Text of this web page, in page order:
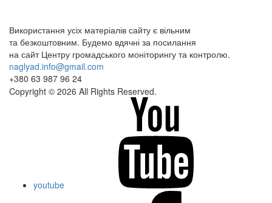
Використання усіх матеріалів сайту є вільним
та безкоштовним. Будемо вдячні за посилання
на сайт Центру громадського моніторингу та контролю.
naglyad.info@gmail.com
+380 63 987 96 24
Copyright © 2026 All Rights Reserved.
youtube